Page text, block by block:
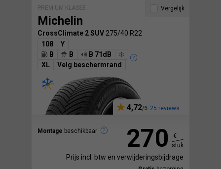
PREMIUM KLASSE
Michelin
CrossClimate 2 SUV 275/40 R22
108
Y
B
B
B 71dB
XL
Velg beschermrand
4,72 25 reviews
Montage beschikbaar
Vergelijk
270
€
stuk
Prijs incl. btw en verwijderingsbijdrage